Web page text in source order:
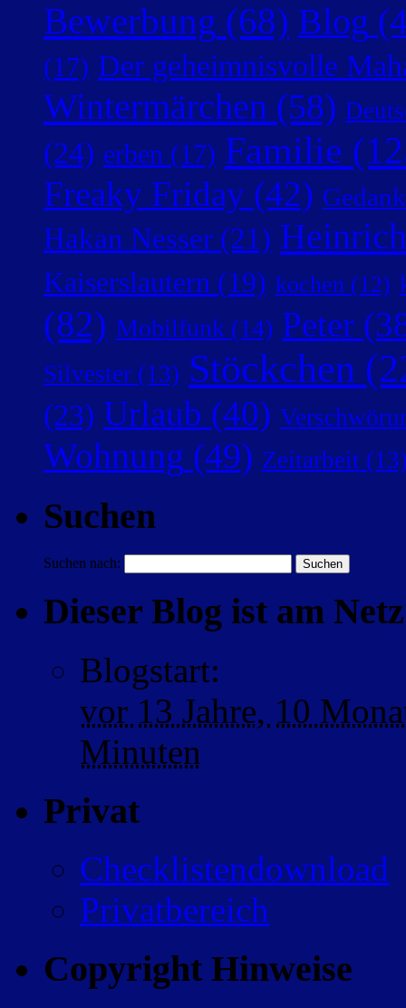
Bewerbung (68) Blog
(17) Der geheimnisvolle
Wintermärchen (58)
(24) erben (17) Familie
Freaky Friday (42)
Hakan Nesser (21)
Kaiserslautern (19) kochen (12)
(82) Mobilfunk (14) Peter
Silvester (13) Stöckchen
(23) Urlaub (40)
Wohnung (49) Zeitarbeit
Suchen
Suchen nach:
Dieser Blog ist am
Blogstart:
vor 13 Jahre, 10
Minuten
Privat
Checklistendownload
Privatbereich
Copyright Hinweise